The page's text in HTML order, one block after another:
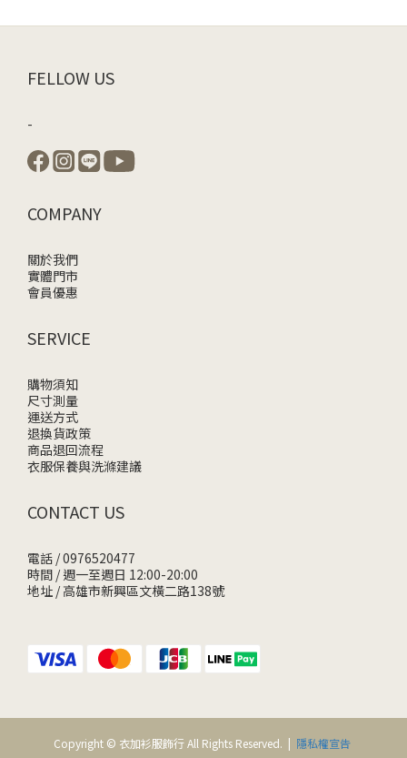
FELLOW US
-
COMPANY
關於我們
實體門市
會員優惠
SERVICE
購物須知
尺寸測量
運送方式
退換貨政策
商品退回流程
衣服保養與洗滌建議
CONTACT US
電話 / 0976520477
時間 / 週一至週日 12:00-20:00
地址 / 高雄市新興區文橫二路138號
Copyright © 衣加衫服飾行 All Rights Reserved. | 隱私權宣告